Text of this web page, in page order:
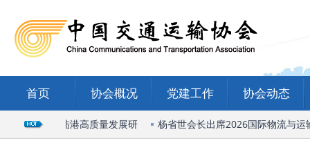
首页 协会概况 党建工作 协会动态
家庄国际陆港高质量发展研 杨省世会长出席2026国际物流与运输